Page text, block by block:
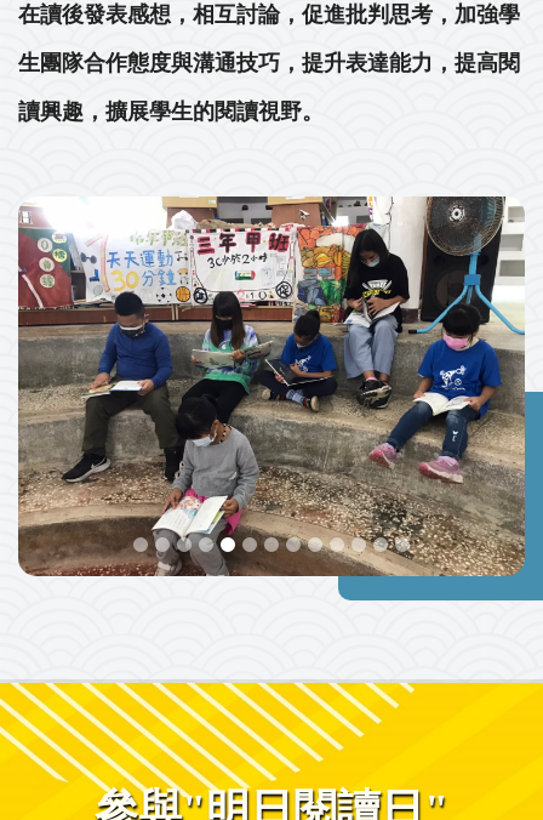
在讀後發表感想，相互討論，促進批判思考，加強學
生團隊合作態度與溝通技巧，提升表達能力，提高閱
讀興趣，擴展學生的閱讀視野。
Previous Next